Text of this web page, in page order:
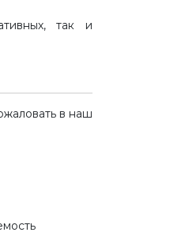
так и
в наш